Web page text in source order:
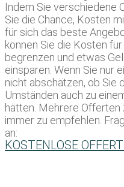
Indem Sie verschiedene
Sie die Chance, Kosten
für sich das beste
können Sie die Kosten
begrenzen und etwas
einsparen. Wenn Sie nur
nicht abschätzen, ob Sie
Umständen auch zu
hätten. Mehrere Offerten
immer zu empfehlen.
an:
KOSTENLOSE